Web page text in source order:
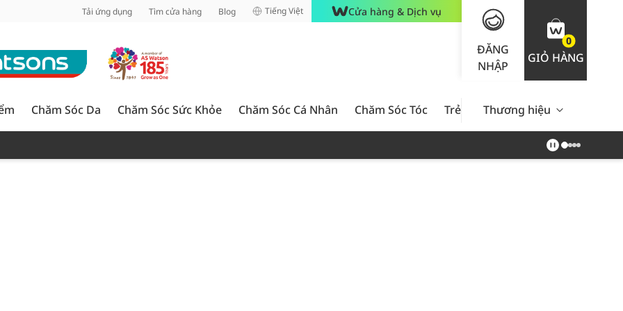
Tải ứng dụng Tìm cửa hàng Blog Tiếng Việt Cửa hàng & Dịch vụ
ĐĂNG
NHẬP
0
GIỎ HÀNG
Chăm Sóc Da Chăm Sóc Sức Khỏe Chăm Sóc Cá Nhân Chăm Sóc Tóc Trẻ Em Nam Giới Chăm Sóc
Thương hiệu